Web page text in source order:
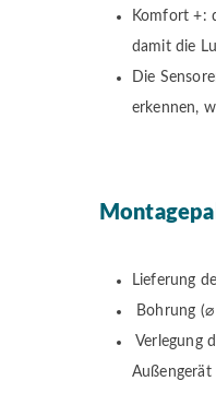
Komfort +:
damit die
Die
erkennen,
Lieferung
Bohrung
Verlegung
Außengerät